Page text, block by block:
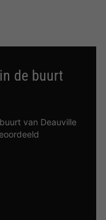
de buurt
van Deauville